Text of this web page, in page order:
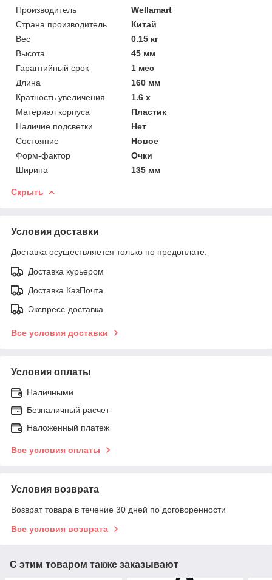
Производитель
Wellamart
Страна производитель
Китай
Вес
0.15 кг
Высота
45 мм
Гарантийный срок
1 мес
Длина
160 мм
Кратность увеличения
1.6 х
Материал корпуса
Пластик
Наличие подсветки
Нет
Состояние
Новое
Форм-фактор
Очки
Ширина
135 мм
Скрыть
Условия доставки
Доставка осуществляется только по предоплате.
Доставка курьером
Доставка КазПочта
Экспресс-доставка
Все условия доставки
Условия оплаты
Наличными
Безналичный расчет
Наложенный платеж
Все условия оплаты
Условия возврата
Возврат товара в течение 30 дней по договоренности
Все условия возврата
С этим товаром также заказывают